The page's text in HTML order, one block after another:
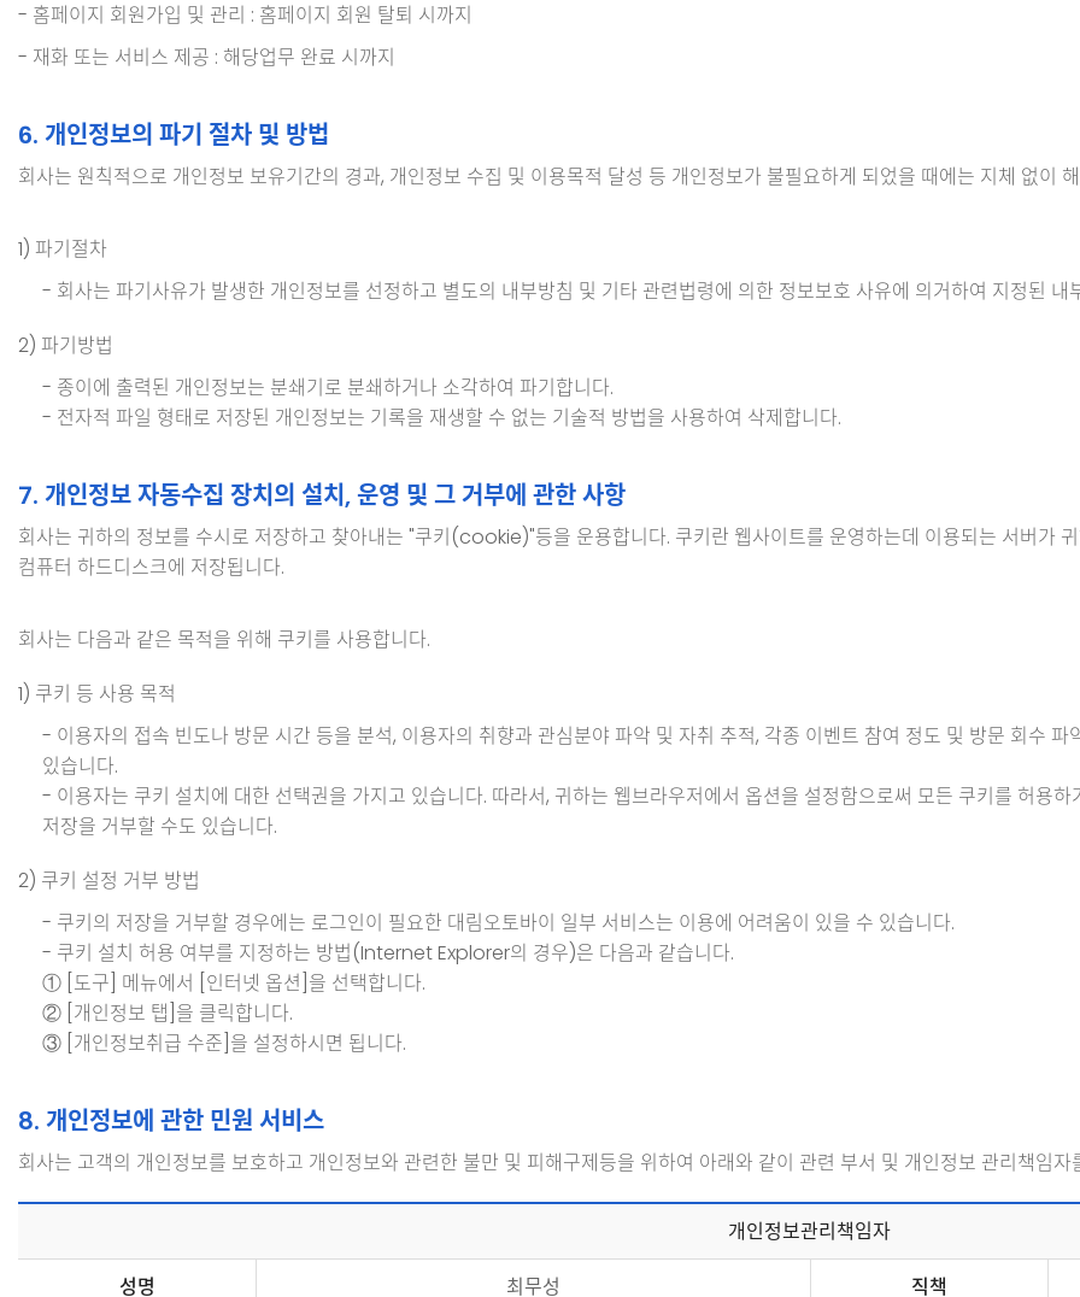
- 홈페이지 회원가입 및 관리 : 홈페이지 회원 탈퇴 시까지
- 재화 또는 서비스 제공 : 해당업무 완료 시까지
6. 개인정보의 파기 절차 및 방법
회사는 원칙적으로 개인정보 보유기간의 경과, 개인정보 수집 및 이용목적 달성 등 개인정보가 불필요하게 되었을 때에는 지체 없이
1) 파기절차
- 회사는 파기사유가 발생한 개인정보를 선정하고 별도의 내부방침 및 기타 관련법령에 의한 정보보호 사유에 의거하여 지정된
2) 파기방법
- 종이에 출력된 개인정보는 분쇄기로 분쇄하거나 소각하여 파기합니다.
- 전자적 파일 형태로 저장된 개인정보는 기록을 재생할 수 없는 기술적 방법을 사용하여 삭제합니다.
7. 개인정보 자동수집 장치의 설치, 운영 및 그 거부에 관한 사항
회사는 귀하의 정보를 수시로 저장하고 찾아내는 "쿠키(cookie)"등을 운용합니다. 쿠키란 웹사이트를 운영하는데 이용되는 서버가
컴퓨터 하드디스크에 저장됩니다.
회사는 다음과 같은 목적을 위해 쿠키를 사용합니다.
1) 쿠키 등 사용 목적
- 이용자의 접속 빈도나 방문 시간 등을 분석, 이용자의 취향과 관심분야 파악 및 자취 추적, 각종 이벤트 참여 정도 및 방문 회수
있습니다.
- 이용자는 쿠키 설치에 대한 선택권을 가지고 있습니다. 따라서, 귀하는 웹브라우저에서 옵션을 설정함으로써 모든 쿠키를 허용
저장을 거부할 수도 있습니다.
2) 쿠키 설정 거부 방법
- 쿠키의 저장을 거부할 경우에는 로그인이 필요한 대림오토바이 일부 서비스는 이용에 어려움이 있을 수 있습니다.
- 쿠키 설치 허용 여부를 지정하는 방법(Internet Explorer의 경우)은 다음과 같습니다.
① [도구] 메뉴에서 [인터넷 옵션]을 선택합니다.
② [개인정보 탭]을 클릭합니다.
③ [개인정보취급 수준]을 설정하시면 됩니다.
8. 개인정보에 관한 민원 서비스
회사는 고객의 개인정보를 보호하고 개인정보와 관련한 불만 및 피해구제등을 위하여 아래와 같이 관련 부서 및 개인정보 관리책임자
개인정보관리책임자
성명
최무성 직책